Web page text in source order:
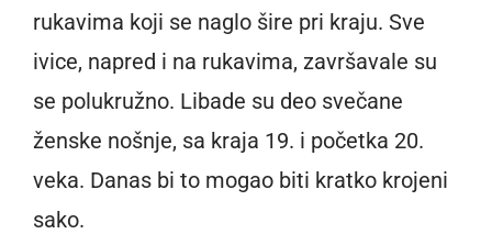
rukavima koji se naglo šire pri kraju. Sve
ivice, napred i na rukavima, završavale su
se polukružno. Libade su deo svečane
ženske nošnje, sa kraja 19. i početka 20.
veka. Danas bi to mogao biti kratko krojeni
sako.